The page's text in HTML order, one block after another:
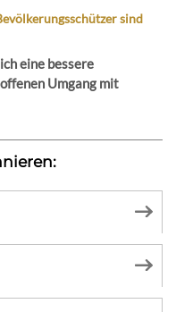
sind
eine bessere
Umgang mit